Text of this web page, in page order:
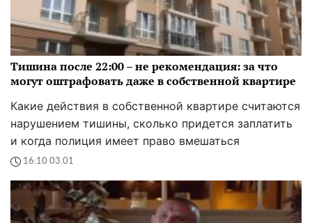
Тишина после 22:00 – не рекомендация: за что
могут оштрафовать даже в собственной квартире
Какие действия в собственной квартире считаются
нарушением тишины, сколько придется заплатить
и когда полиция имеет право вмешаться
16:10 03.01